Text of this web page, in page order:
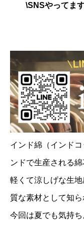
\SNSやってま
インド綿（インド
ンドで生産される
軽くて涼しげな生
質な素材として知ら
今回は夏でも気持